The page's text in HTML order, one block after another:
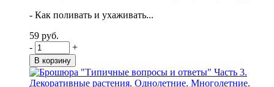
- Как поливать и ухаживать...
59 руб.
-
+